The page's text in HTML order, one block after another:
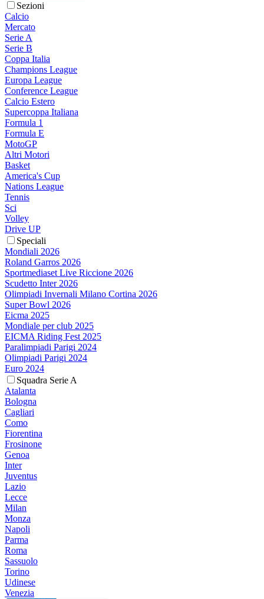
Sezioni
Calcio
Mercato
Serie A
Serie B
Coppa Italia
Champions League
Europa League
Conference League
Calcio Estero
Supercoppa Italiana
Formula 1
Formula E
MotoGP
Altri Motori
Basket
America's Cup
Nations League
Tennis
Sci
Volley
Drive UP
Speciali
Mondiali 2026
Roland Garros 2026
Sportmediaset Live Riccione 2026
Scudetto Inter 2026
Olimpiadi Invernali Milano Cortina 2026
Super Bowl 2026
Eicma 2025
Mondiale per club 2025
EICMA Riding Fest 2025
Paralimpiadi Parigi 2024
Olimpiadi Parigi 2024
Euro 2024
Squadra Serie A
Atalanta
Bologna
Cagliari
Como
Fiorentina
Frosinone
Genoa
Inter
Juventus
Lazio
Lecce
Milan
Monza
Napoli
Parma
Roma
Sassuolo
Torino
Udinese
Venezia